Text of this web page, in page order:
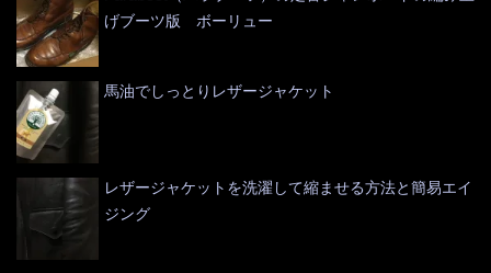
げブーツ版 ボーリュー
馬油でしっとりレザージャケット
レザージャケットを洗濯して縮ませる方法と簡易エイ
ジング